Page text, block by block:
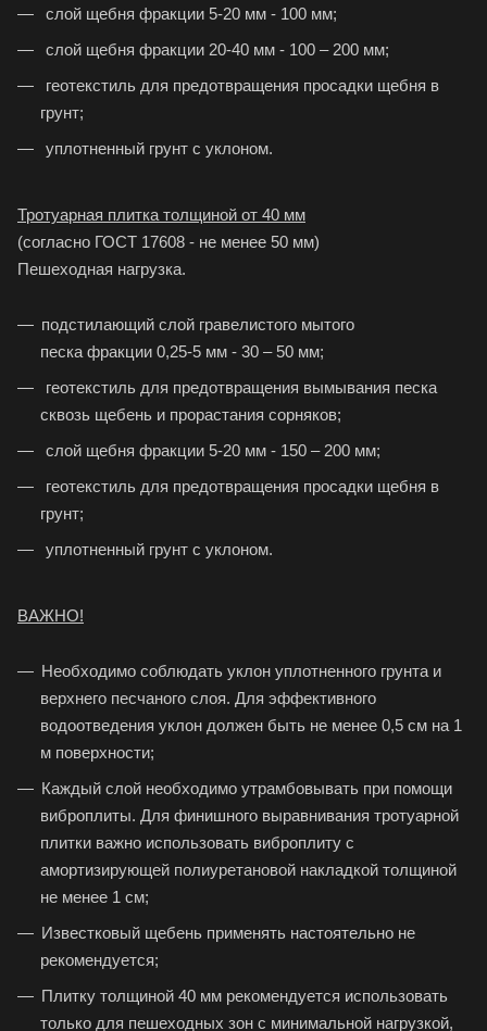
слой щебня фракции 5-20 мм - 100 мм;
слой щебня фракции 20-40 мм - 100 – 200 мм;
геотекстиль для предотвращения просадки щебня в
грунт;
уплотненный грунт с уклоном.
Тротуарная плитка толщиной от 40 мм
(согласно ГОСТ 17608 - не менее 50 мм)
Пешеходная нагрузка.
подстилающий слой гравелистого мытого
песка фракции 0,25-5 мм - 30 – 50 мм;
геотекстиль для предотвращения вымывания песка
сквозь щебень и прорастания сорняков;
слой щебня фракции 5-20 мм - 150 – 200 мм;
геотекстиль для предотвращения просадки щебня в
грунт;
уплотненный грунт с уклоном.
ВАЖНО!
Необходимо соблюдать уклон уплотненного грунта и
верхнего песчаного слоя. Для эффективного
водоотведения уклон должен быть не менее 0,5 см на 1
м поверхности;
Каждый слой необходимо утрамбовывать при помощи
виброплиты. Для финишного выравнивания тротуарной
плитки важно использовать виброплиту с
амортизирующей полиуретановой накладкой толщиной
не менее 1 см;
Известковый щебень применять настоятельно не
рекомендуется;
Плитку толщиной 40 мм рекомендуется использовать
только для пешеходных зон с минимальной нагрузкой,